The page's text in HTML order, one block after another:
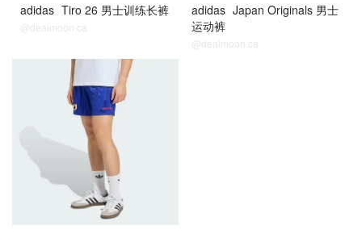
adidas Tiro 26 男士训练长裤
@dealmoon.ca
adidas Japan Originals 男士
运动裤
@dealmoon.ca